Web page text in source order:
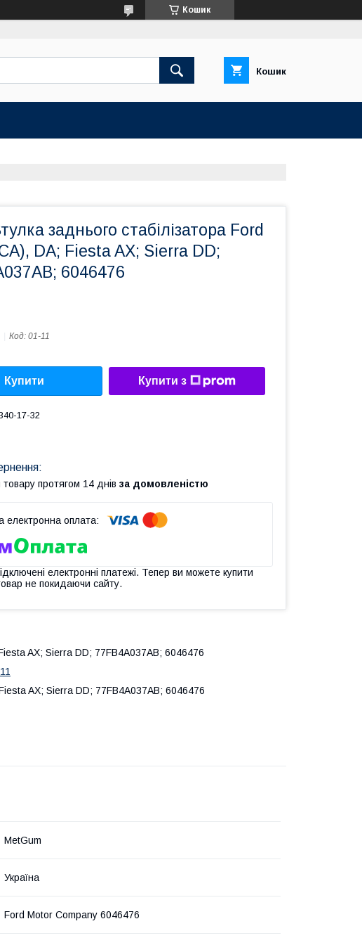
Кошик
Кошик
заднього стабілізатора Ford
DA; Fiesta AX; Sierra DD;
6046476
Код: 01-11
Купити Купити з
17-32
протягом 14 днів за домовленістю
електронні платежі. Тепер ви можете купити
не покидаючи сайту.
AX; Sierra DD; 77FB4A037AB; 6046476
AX; Sierra DD; 77FB4A037AB; 6046476
MetGum
Україна
Ford Motor Company 6046476